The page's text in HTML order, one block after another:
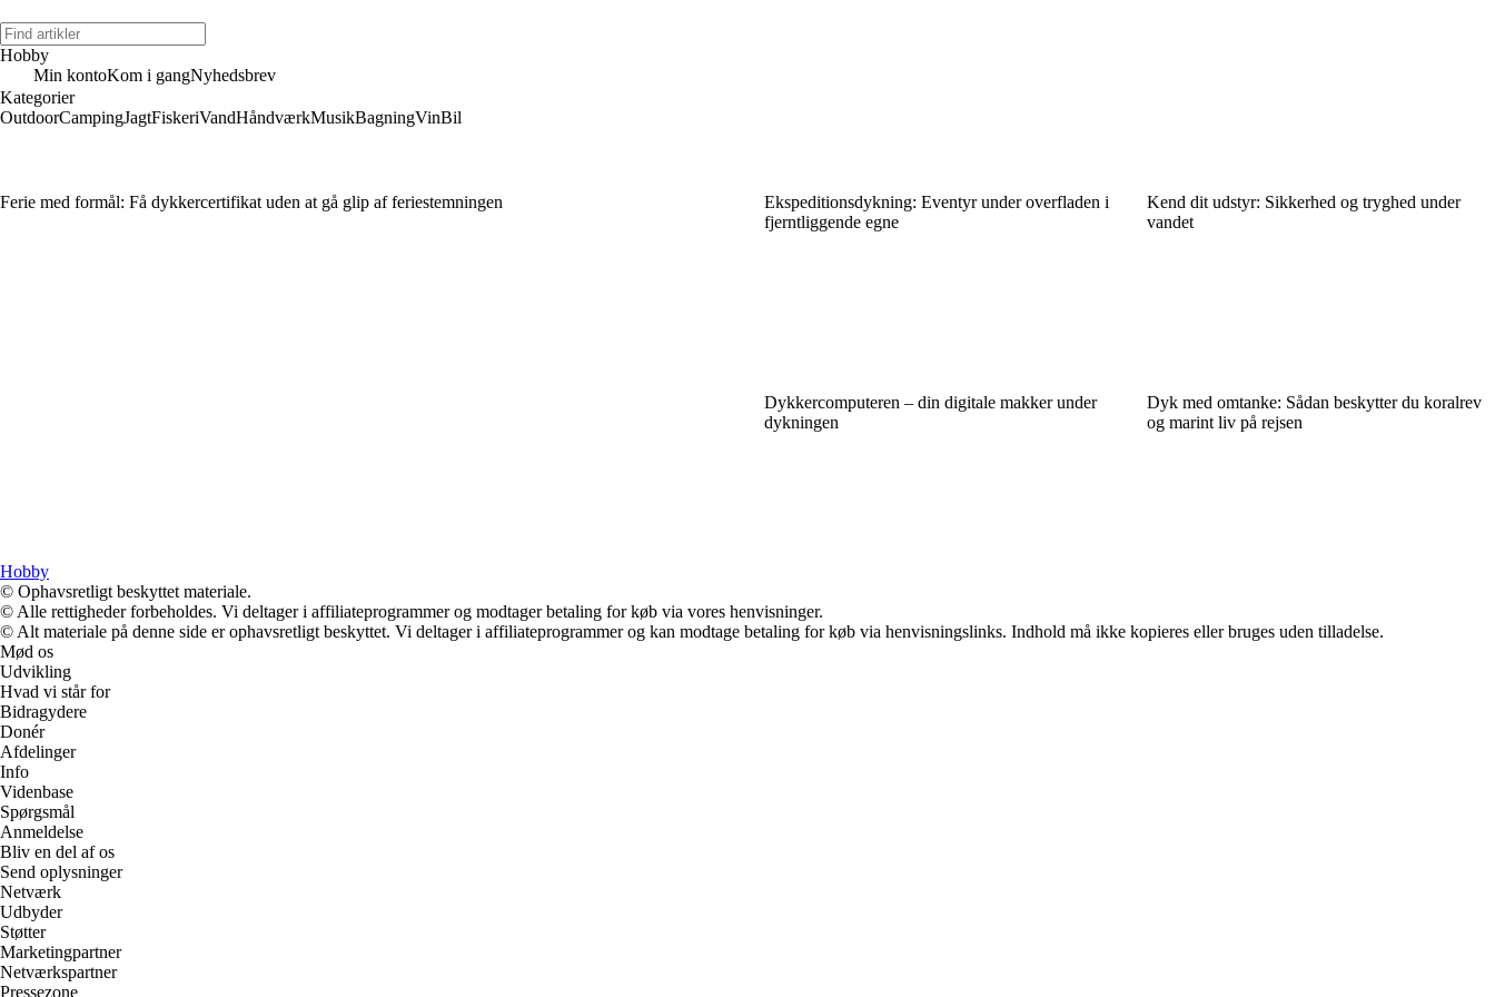
Hobby
Min kontoKom i gangNyhedsbrev
Kategorier
OutdoorCampingJagtFiskeriVandHåndværkMusikBagningVinBil
Ferie med formål: Få dykkercertifikat uden at gå glip af feriestemningen
Ekspeditionsdykning: Eventyr under overfladen i
fjerntliggende egne
Kend dit udstyr: Sikkerhed og tryghed under
vandet
Dykkercomputeren – din digitale makker under
dykningen
Dyk med omtanke: Sådan beskytter du koralrev
og marint liv på rejsen
Hobby
© Ophavsretligt beskyttet materiale.
© Alle rettigheder forbeholdes. Vi deltager i affiliateprogrammer og modtager betaling for køb via vores henvisninger.
© Alt materiale på denne side er ophavsretligt beskyttet. Vi deltager i affiliateprogrammer og kan modtage betaling for køb via henvisningslinks. Indhold må ikke kopieres eller bruges uden tilladelse.
Mød os
Udvikling
Hvad vi står for
Bidragydere
Donér
Afdelinger
Info
Videnbase
Spørgsmål
Anmeldelse
Bliv en del af os
Send oplysninger
Netværk
Udbyder
Støtter
Marketingpartner
Netværkspartner
Pressezone